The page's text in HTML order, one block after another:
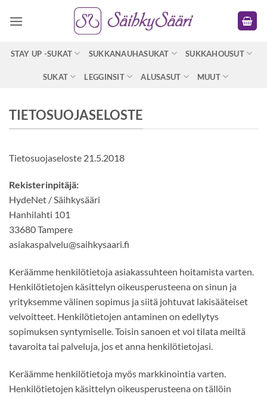
STAY UP -SUKAT SUKKANAUHASUKAT SUKKAHOUSUT
SUKAT LEGGINSIT ALUSASUT MUUT
TIETOSUOJASELOSTE
Tietosuojaseloste 21.5.2018
Rekisterinpitäjä:
HydeNet / Säihkysääri
Hanhilahti 101
33680 Tampere
asiakaspalvelu@saihkysaari.fi
Keräämme henkilötietoja asiakassuhteen hoitamista varten.
Henkilötietojen käsittelyn oikeusperusteena on sinun ja
yrityksemme välinen sopimus ja siitä johtuvat lakisääteiset
velvoitteet. Henkilötietojen antaminen on edellytys
sopimuksen syntymiselle. Toisin sanoen et voi tilata meiltä
tavaroita tai palveluja, jos et anna henkilötietojasi.
Keräämme henkilötietoja myös markkinointia varten.
Henkilötietojen käsittelyn oikeusperusteena on tällöin